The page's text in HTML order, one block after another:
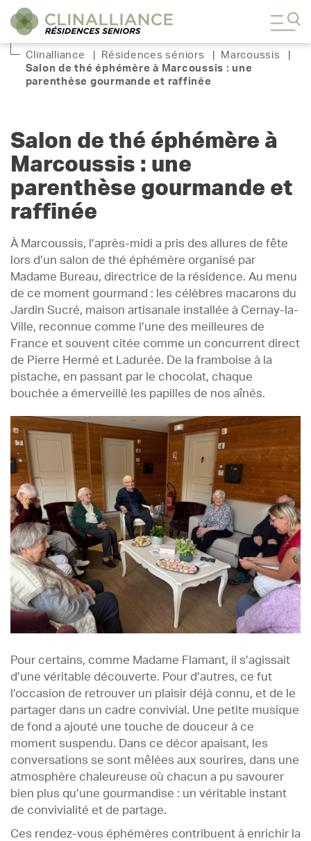
Clinalliance Résidences séniors Marcoussis
Salon de thé éphémère à Marcoussis : une
parenthèse gourmande et raffinée
Salon de thé éphémère à
Marcoussis : une
parenthèse gourmande et
raffinée
À Marcoussis, l’après-midi a pris des allures de fête
lors d’un salon de thé éphémère organisé par
Madame Bureau, directrice de la résidence. Au menu
de ce moment gourmand : les célèbres macarons du
Jardin Sucré, maison artisanale installée à Cernay-la-
Ville, reconnue comme l’une des meilleures de
France et souvent citée comme un concurrent direct
de Pierre Hermé et Ladurée. De la framboise à la
pistache, en passant par le chocolat, chaque
bouchée a émerveillé les papilles de nos aînés.
Pour certains, comme Madame Flamant, il s’agissait
d’une véritable découverte. Pour d’autres, ce fut
l’occasion de retrouver un plaisir déjà connu, et de le
partager dans un cadre convivial. Une petite musique
de fond a ajouté une touche de douceur à ce
moment suspendu. Dans ce décor apaisant, les
conversations se sont mêlées aux sourires, dans une
atmosphère chaleureuse où chacun a pu savourer
bien plus qu’une gourmandise : un véritable instant
de convivialité et de partage.
Ces rendez-vous éphémères contribuent à enrichir la